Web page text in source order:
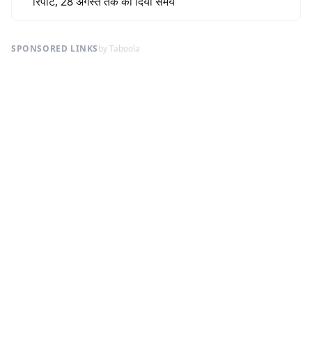
SPONSORED LINKSby Taboola